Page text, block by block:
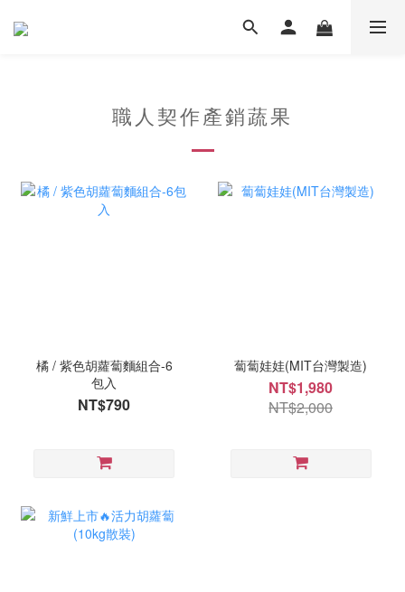
職人契作產銷蔬果
橘 / 紫色胡蘿蔔麵組合-6
包入
NT$790
蔔蔔娃娃(MIT台灣製造)
NT$1,980
NT$2,000